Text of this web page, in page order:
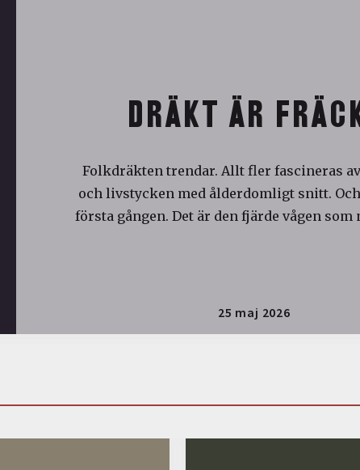
DRÄKT ÄR
Folkdräkten trendar. Allt fler fascineras
och livstycken med ålderdomligt snitt.
första gången. Det är den fjärde vågen
25 maj 2026